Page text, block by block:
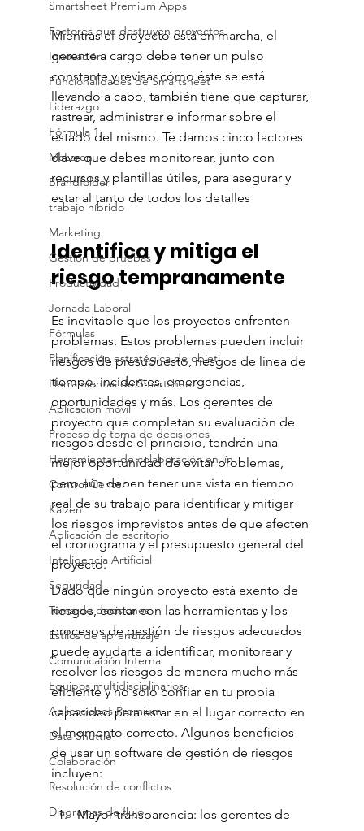
Smartsheet Premium Apps
Factores que destruyen proyectos
Innovación
Funcionalidades de Smartsheet
Liderazgo
Fórmula 1
McLaren
Brandfolder
trabajo híbrido
Marketing
Gestión de pruebas
Productividad
Jornada Laboral
Fórmulas
Planificación estratégica de objeti
Herramientas de Smartsheet
Aplicación móvil
Proceso de toma de decisiones
Herramientas de colaboración en lín
Control Center
Kaizen
Aplicación de escritorio
Inteligencia Artificial
Seguridad
Toma de decisiones
Estilos de aprendizaje
Comunicación Interna
Equipos multidisciplinarios
Aplicaciones Premium
Data Shuttle
Colaboración
Resolución de conflictos
Diagramas de flujo
Mientras el proyecto está en marcha, el
gerente a cargo debe tener un pulso
constante y revisar cómo éste se está
llevando a cabo, también tiene que capturar,
rastrear, administrar e informar sobre el
estado del mismo. Te damos cinco factores
clave que debes monitorear, junto con
recursos y plantillas útiles, para asegurar y
estar al tanto de todos los detalles
Identifica y mitiga el
riesgo tempranamente
Es inevitable que los proyectos enfrenten
problemas. Estos problemas pueden incluir
riesgos de presupuesto, riesgos de línea de
tiempo, incidentes, emergencias,
oportunidades y más. Los gerentes de
proyecto que completan su evaluación de
riesgos desde el principio, tendrán una
mejor oportunidad de evitar problemas,
pero aún deben tener una vista en tiempo
real de su trabajo para identificar y mitigar
los riesgos imprevistos antes de que afecten
el cronograma y el presupuesto general del
proyecto.
Dado que ningún proyecto está exento de
riesgos, contar con las herramientas y los
procesos de gestión de riesgos adecuados
puede ayudarte a identificar, monitorear y
resolver los riesgos de manera mucho más
eficiente y no solo confiar en tu propia
capacidad para estar en el lugar correcto en
el momento correcto. Algunos beneficios
de usar un software de gestión de riesgos
incluyen:
Mayor transparencia: los gerentes de